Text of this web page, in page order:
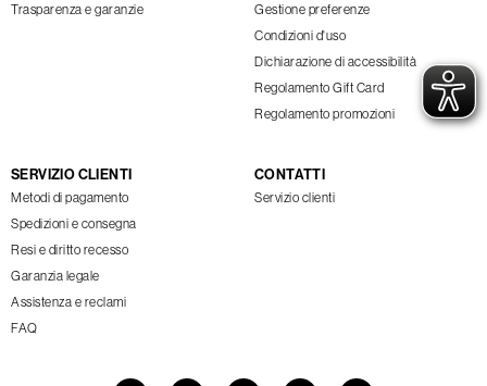
Trasparenza e garanzie
Gestione preferenze
Condizioni d'uso
Dichiarazione di accessibilità
Regolamento Gift Card
Regolamento promozioni
SERVIZIO CLIENTI
Metodi di pagamento
Spedizioni e consegna
Resi e diritto recesso
Garanzia legale
Assistenza e reclami
FAQ
CONTATTI
Servizio clienti